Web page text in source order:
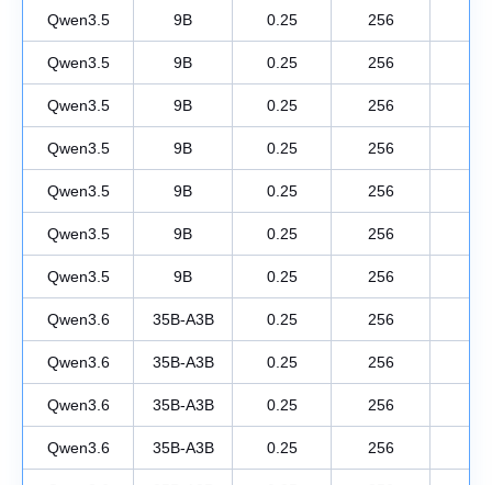
Qwen3.5 9B 0.25 256
Qwen3.5 9B 0.25 256
Qwen3.5 9B 0.25 256
Qwen3.5 9B 0.25 256
Qwen3.5 9B 0.25 256
Qwen3.5 9B 0.25 256
Qwen3.5 9B 0.25 256
Qwen3.6 35B-A3B 0.25 256
Qwen3.6 35B-A3B 0.25 256
Qwen3.6 35B-A3B 0.25 256
Qwen3.6 35B-A3B 0.25 256